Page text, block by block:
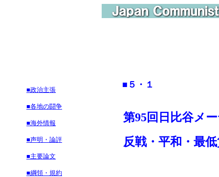
■政治主張
■各地の闘争
■海外情報
■声明・論評
■主要論文
■綱領・規約
■５・１
第95回日比谷メ
反戦・平和・最